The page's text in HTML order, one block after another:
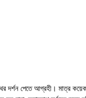
দর্শন পেতে আগ্রহী। মাত্র